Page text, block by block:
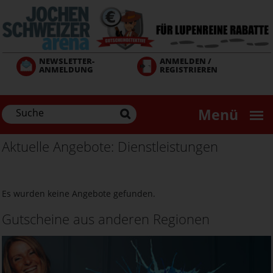
Inhalt
NEWSLETTER-
ANMELDUNG
ANMELDEN /
REGISTRIEREN
Menü
Aktuelle Angebote: Dienstleistungen
Es wurden keine Angebote gefunden.
Gutscheine aus anderen Regionen